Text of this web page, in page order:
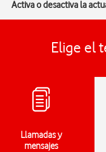
Activa o desactiva la
Elige el
Llamadas y
mensajes